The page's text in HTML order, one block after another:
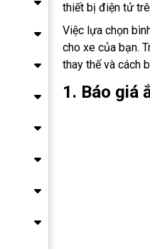
thiết bị điện tử
Việc lựa chọn
cho xe của bạn.
thay thế và cách
1. Báo giá